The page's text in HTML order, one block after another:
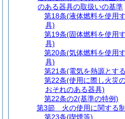
のある器具の取扱いの基準
第18条(液体燃料を使用
具)
第19条(固体燃料を使用
具)
第20条(気体燃料を使用
具)
第21条(電気を熱源とす
第22条(使用に際し火災
おそれのある器具)
第22条の2(基準の特例)
第3節
火の使用に関する
第23条(喫煙等)